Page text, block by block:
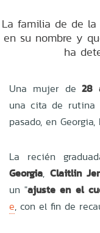
La familia de de la
en su nombre y
ha
Una mujer de 28
una cita de rutina
pasado, en Georgia,
La recién
Georgia, Claitlin
un "ajuste en el
e, con el fin de